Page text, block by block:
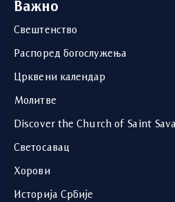
Важно
Свештенство
Распоред богослужења
Црквени календар
Молитве
Discover the Church of Saint Sava
Светосавац
Хорови
Историја Србије